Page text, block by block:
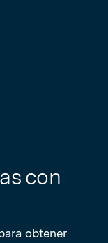
con
obtener